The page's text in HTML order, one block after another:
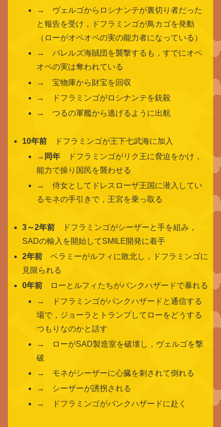
→ ヴェルゴからロシナンテが裏切り者だった
と報告を受け，ドフラミンゴが鳥カゴを発動
（ローがオペオペの実の能力者になっている）
→ バレルズ海賊団を襲撃するも，すでにオペ
オペの実は奪われている
→ 宝物庫から財宝を回収
→ ドフラミンゴがロシナンテを銃殺
→ つるの軍艦から逃げるように出航
10年前 ドフラミンゴが王下七武海に加入
→ 同年 ドフラミンゴがリク王に脅迫をかけ，
能力で操り国民を襲わせる
→ 侍女としてドレスローザ王国に潜入してい
るモネの手引きで，王宮を乗っ取る
3～2年前 ドフラミンゴがシーザーと手を組み，
SADの輸入を開始してSMILE開発に着手
2年前 ベラミーがルフィに敗北し，ドフラミンゴに
見限られる
0年前 ローとルフィたちがパンクハザードで暴れる
→ ドフラミンゴがパンクハザードと通信する
場で，ジョーラとトランプしてローをどうする
つもりなのかと話す
→ ローがSAD製造室を破壊し，ヴェルゴを撃
破
→ モネがシーザーに心臓を刺されて倒れる
→ シーザーが誘拐される
→ ドフラミンゴがパンクハザードに赴く